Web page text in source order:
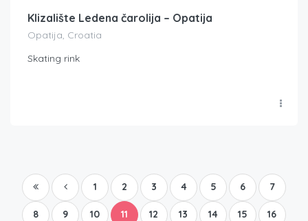
Klizalište Ledena čarolija – Opatija
Opatija, Croatia
Skating rink
1 2 3 4 5 6 7
8 9 10 11 12 13 14 15 16